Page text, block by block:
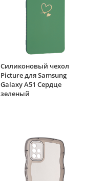
Силиконовый чехол
Picture для Samsung
Galaxy A51 Сердце
зеленый